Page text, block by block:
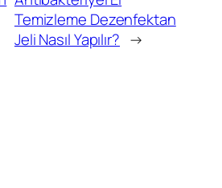
Temizleme Dezenfektan
Jeli Nasıl Yapılır? →